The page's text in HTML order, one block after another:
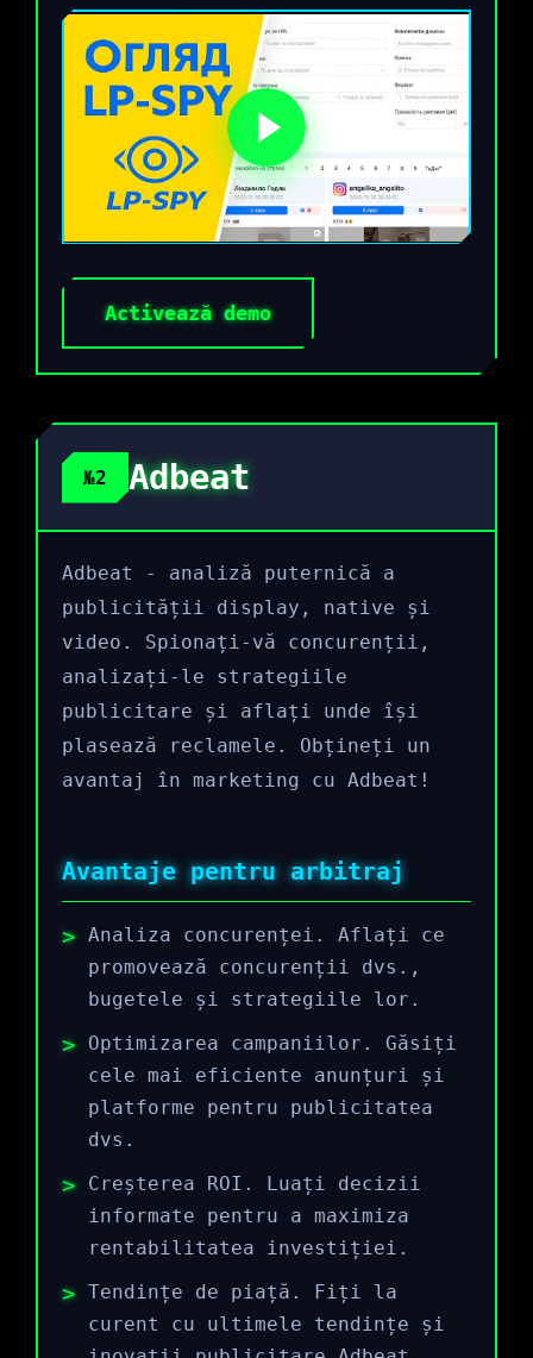
Activează demo
№2 Adbeat
Adbeat - analiză puternică a
publicității display, native și
video. Spionați-vă concurenții,
analizați-le strategiile
publicitare și aflați unde își
plasează reclamele. Obțineți un
avantaj în marketing cu Adbeat!
Avantaje pentru arbitraj
Analiza concurenței. Aflați ce
promovează concurenții dvs.,
bugetele și strategiile lor.
Optimizarea campaniilor. Găsiți
cele mai eficiente anunțuri și
platforme pentru publicitatea
dvs.
Creșterea ROI. Luați decizii
informate pentru a maximiza
rentabilitatea investiției.
Tendințe de piață. Fiți la
curent cu ultimele tendințe și